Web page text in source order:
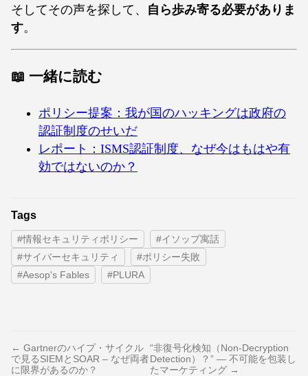
そしてその声を探して、 自ら歩み寄る必要がありま
す。
📖 一緒に読む
ポリシー提案：我が国のハッキングは政府の
認証制度のせいだ
レポート：ISMS認証制度、なぜ今はもはや有
効ではないのか？
Tags
#情報セキュリティポリシー
#イソップ寓話
#サイバーセキュリティ
#ポリシー失敗
#Aesop's Fables
#PLURA
← Gartnerのハイプ・サイクル
で見るSIEMとSOAR – なぜ両者
に限界があるのか？
“非復号化検知（Non-Decryption
Detection）？” — 不可能を包装し
たマーケティング →